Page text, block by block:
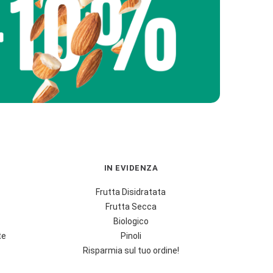
IN EVIDENZA
Frutta Disidratata
Frutta Secca
Biologico
Pinoli
Risparmia sul tuo ordine!